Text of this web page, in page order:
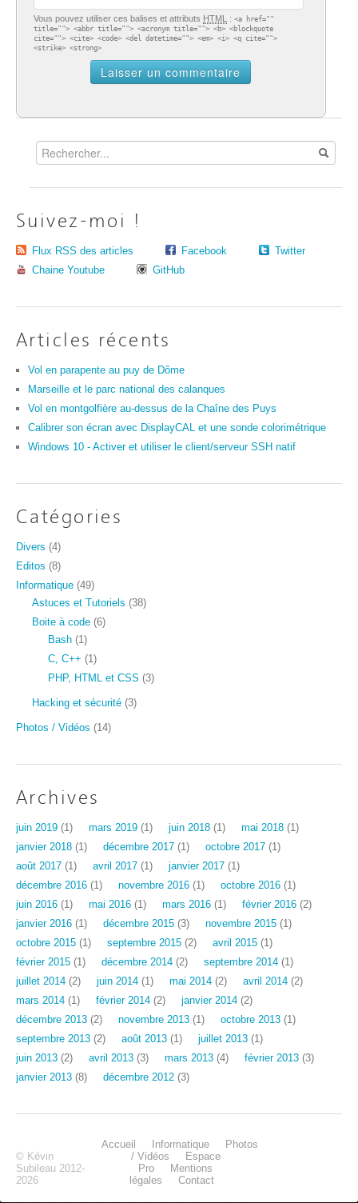
Vous pouvez utiliser ces balises et attributs HTML : <a href=""
title=""> <abbr title=""> <acronym title=""> <b> <blockquote
cite=""> <cite> <code> <del datetime=""> <em> <i> <q cite="">
<strike> <strong>
Suivez-moi !
Flux RSS des articles Facebook
Twitter
Chaine Youtube
GitHub
Articles récents
Vol en parapente au puy de Dôme
Marseille et le parc national des calanques
Vol en montgolfière au-dessus de la Chaîne des Puys
Calibrer son écran avec DisplayCAL et une sonde colorimétrique
Windows 10 - Activer et utiliser le client/serveur SSH natif
Catégories
Divers (4)
Editos (8)
Informatique (49)
Astuces et Tutoriels (38)
Boite à code (6)
Bash (1)
C, C++ (1)
PHP, HTML et CSS (3)
Hacking et sécurité (3)
Photos / Vidéos (14)
Archives
juin 2019 (1) mars 2019 (1) juin 2018 (1) mai 2018 (1)
janvier 2018 (1) décembre 2017 (1) octobre 2017 (1)
août 2017 (1) avril 2017 (1) janvier 2017 (1)
décembre 2016 (1) novembre 2016 (1) octobre 2016 (1)
juin 2016 (1) mai 2016 (1) mars 2016 (1) février 2016 (2)
janvier 2016 (1) décembre 2015 (3) novembre 2015 (1)
octobre 2015 (1) septembre 2015 (2) avril 2015 (1)
février 2015 (1) décembre 2014 (2) septembre 2014 (1)
juillet 2014 (2) juin 2014 (1) mai 2014 (2) avril 2014 (2)
mars 2014 (1) février 2014 (2) janvier 2014 (2)
décembre 2013 (2) novembre 2013 (1) octobre 2013 (1)
septembre 2013 (2) août 2013 (1) juillet 2013 (1)
juin 2013 (2) avril 2013 (3) mars 2013 (4) février 2013 (3)
janvier 2013 (8) décembre 2012 (3)
© Kévin
Subileau 2012-
2026
Accueil Informatique
Photos
/ Vidéos
Espace
Pro
Mentions
légales
Contact